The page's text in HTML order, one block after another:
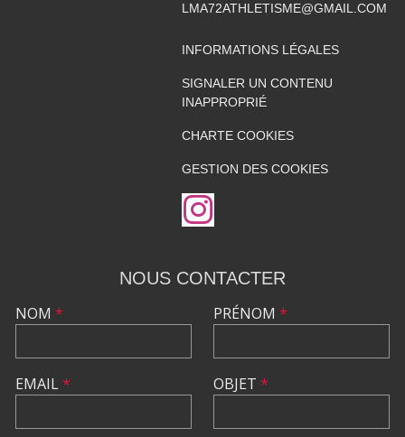
LMA72ATHLETISME@GMAIL.COM
INFORMATIONS LÉGALES
SIGNALER UN CONTENU
INAPPROPRIÉ
CHARTE COOKIES
GESTION DES COOKIES
NOUS CONTACTER
NOM *
EMAIL*
PRÉNOM *
OBJET *